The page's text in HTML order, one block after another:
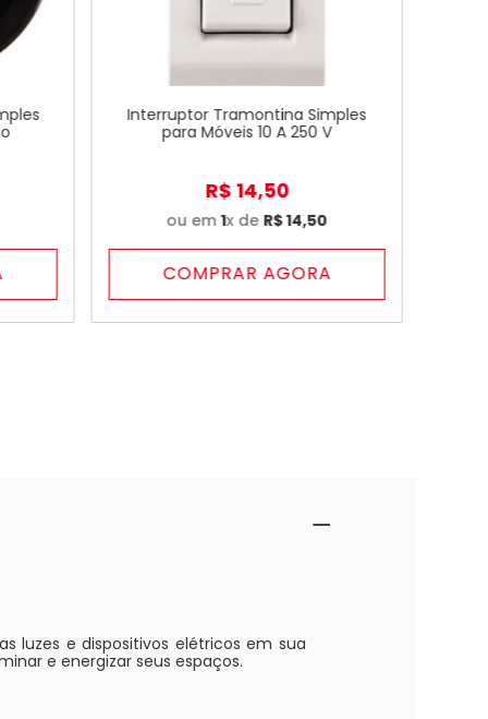
Interruptor Tramontina Simples
para Móveis 10 A 250 V
R$ 14,50
ou em1x de R$14,50
COMPRAR AGORA
luzes e dispositivos elétricos em sua
e energizar seus espaços.